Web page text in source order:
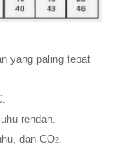
yang paling tepat
rendah.
dan CO2